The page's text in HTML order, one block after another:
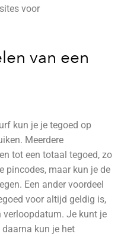
voor
van een
kun je je tegoed op
Meerdere
tot een totaal tegoed, zo
pincodes, maar kun je de
Een ander voordeel
voor altijd geldig is,
verloopdatum. Je kunt je
kun je het